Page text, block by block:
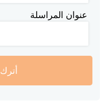
عنوان المراسلة
أترك